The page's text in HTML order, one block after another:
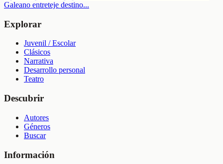
Galeano entreteje destino...
Explorar
Juvenil / Escolar
Clásicos
Narrativa
Desarrollo personal
Teatro
Descubrir
Autores
Géneros
Buscar
Información